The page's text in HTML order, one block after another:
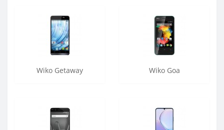
Wiko Getaway Wiko Goa